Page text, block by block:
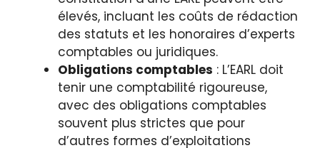
élevés, incluant les coûts de rédaction
des statuts et les honoraires d’experts
comptables ou juridiques.
Obligations comptables : L’EARL doit
tenir une comptabilité rigoureuse,
avec des obligations comptables
souvent plus strictes que pour
d’autres formes d’exploitations